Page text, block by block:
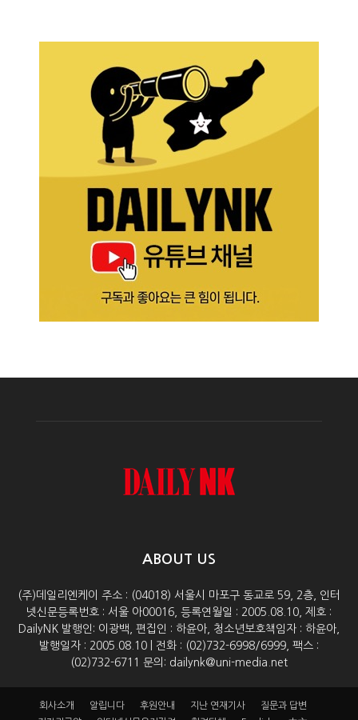
ABOUT US
(주)데일리엔케이 주소 : (04018) 서울시 마포구 동교로 59, 2층, 인터
넷신문등록번호 : 서울 아00016, 등록연월일 : 2005.08.10, 제호 :
DailyNK 발행인: 이광백, 편집인 : 하윤아, 청소년보호책임자 : 하윤아,
발행일자 : 2005.08.10 | 전화 : (02)732-6998/6999, 팩스 :
(02)732-6711 문의: dailynk@uni-media.net
회사소개 알립니다 후원안내 지난 연재기사
질문과 답변